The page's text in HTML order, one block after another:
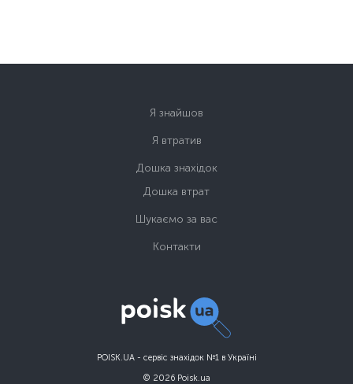
POISK.UA - сервіс знахідок №1 в Україні
© 2026 Poisk.ua
Я знайшов
Я втратив
Дошка знахідок
Дошка втрат
Шукаємо за вас
Контакти